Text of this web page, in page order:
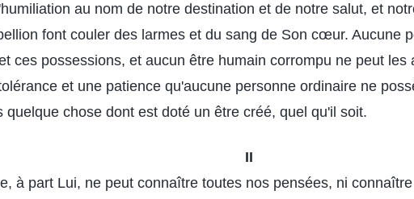
au nom de notre destination et de notre salut, et
font couler des larmes et du sang de Son cœur. Aucune
ces possessions, et aucun être humain corrompu ne peut les
et une patience qu'aucune personne ordinaire ne
quelque chose dont est doté un être créé, quel qu'il soit.
II
à part Lui, ne peut connaître toutes nos pensées, ni